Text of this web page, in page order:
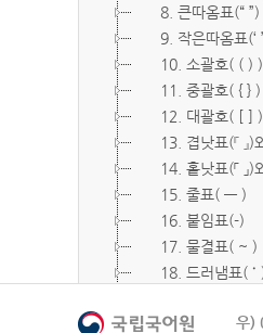
8. 큰따옴표(“ ”)
9. 작은따옴표(‘
10. 소괄호( ( ) )
11. 중괄호( { } )
12. 대괄호( [ ] )
13. 겹낫표(『
14. 홑낫표(「 」
15. 줄표( ― )
16. 붙임표(-)
17. 물결표( ~ )
18. 드러냄표(
20. 빠짐표( □ )
우)